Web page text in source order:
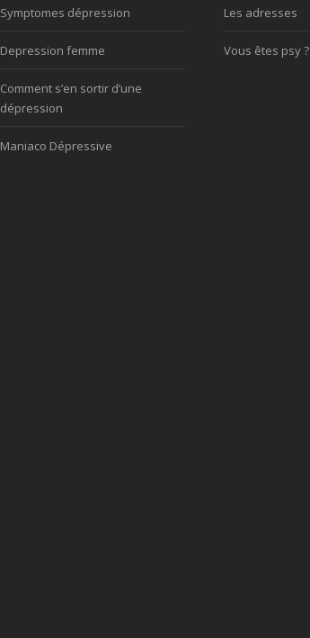
Symptomes dépression
Depression femme
Comment s’en sortir d’une
dépression
Maniaco Dépressive
Les adresses
Vous êtes psy ?